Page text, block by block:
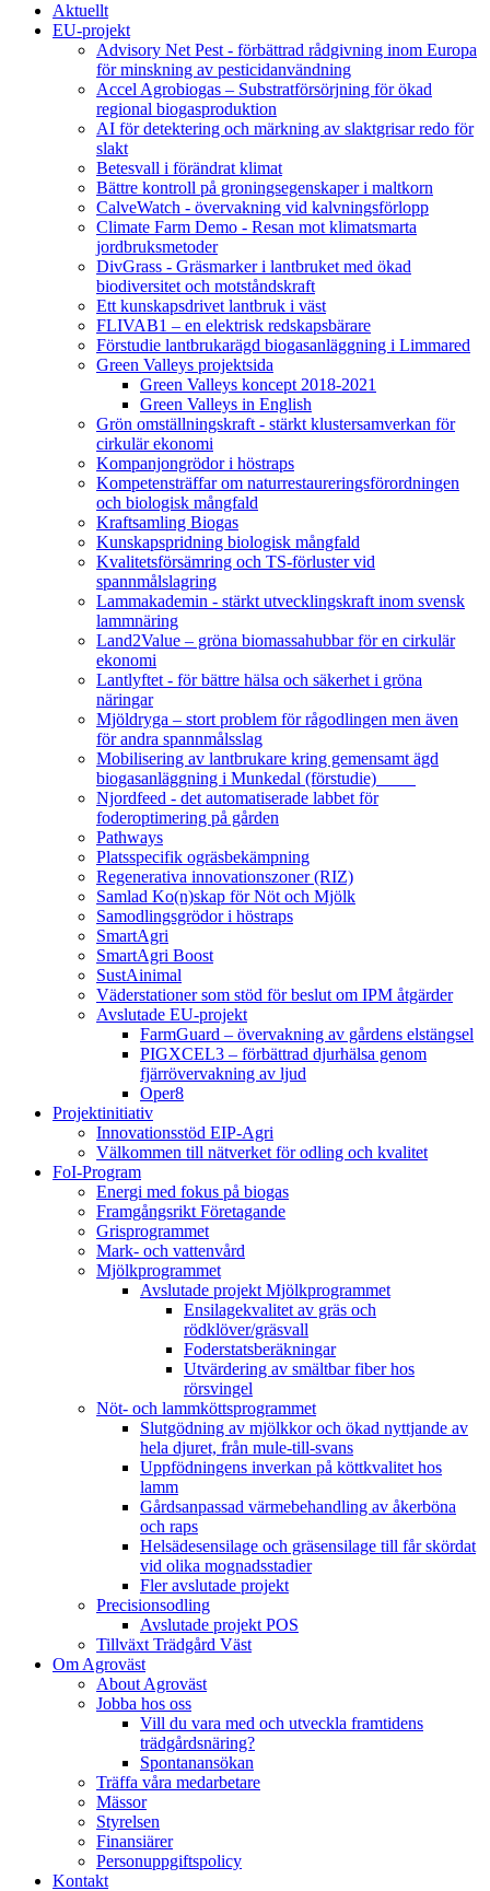
Aktuellt
EU-projekt
Advisory Net Pest - förbättrad rådgivning inom Europa
för minskning av pesticidanvändning
Accel Agrobiogas – Substratförsörjning för ökad
regional biogasproduktion
AI för detektering och märkning av slaktgrisar redo för
slakt
Betesvall i förändrat klimat
Bättre kontroll på groningsegenskaper i maltkorn
CalveWatch - övervakning vid kalvningsförlopp
Climate Farm Demo - Resan mot klimatsmarta
jordbruksmetoder
DivGrass - Gräsmarker i lantbruket med ökad
biodiversitet och motståndskraft
Ett kunskapsdrivet lantbruk i väst
FLIVAB1 – en elektrisk redskapsbärare
Förstudie lantbrukarägd biogasanläggning i Limmared
Green Valleys projektsida
Green Valleys koncept 2018-2021
Green Valleys in English
Grön omställningskraft - stärkt klustersamverkan för
cirkulär ekonomi
Kompanjongrödor i höstraps
Kompetensträffar om naturrestaureringsförordningen
och biologisk mångfald
Kraftsamling Biogas
Kunskapspridning biologisk mångfald
Kvalitetsförsämring och TS-förluster vid
spannmålslagring
Lammakademin - stärkt utvecklingskraft inom svensk
lammnäring
Land2Value – gröna biomassahubbar för en cirkulär
ekonomi
Lantlyftet - för bättre hälsa och säkerhet i gröna
näringar
Mjöldryga – stort problem för rågodlingen men även
för andra spannmålsslag
Mobilisering av lantbrukare kring gemensamt ägd
biogasanläggning i Munkedal (förstudie)
Njordfeed - det automatiserade labbet för
foderoptimering på gården
Pathways
Platsspecifik ogräsbekämpning
Regenerativa innovationszoner (RIZ)
Samlad Ko(n)skap för Nöt och Mjölk
Samodlingsgrödor i höstraps
SmartAgri
SmartAgri Boost
SustAinimal
Väderstationer som stöd för beslut om IPM åtgärder
Avslutade EU-projekt
FarmGuard – övervakning av gårdens elstängsel
PIGXCEL3 – förbättrad djurhälsa genom
fjärrövervakning av ljud
Oper8
Projektinitiativ
Innovationsstöd EIP-Agri
Välkommen till nätverket för odling och kvalitet
FoI-Program
Energi med fokus på biogas
Framgångsrikt Företagande
Grisprogrammet
Mark- och vattenvård
Mjölkprogrammet
Avslutade projekt Mjölkprogrammet
Ensilagekvalitet av gräs och
rödklöver/gräsvall
Foderstatsberäkningar
Utvärdering av smältbar fiber hos
rörsvingel
Nöt- och lammköttsprogrammet
Slutgödning av mjölkkor och ökad nyttjande av
hela djuret, från mule-till-svans
Uppfödningens inverkan på köttkvalitet hos
lamm
Gårdsanpassad värmebehandling av åkerböna
och raps
Helsädesensilage och gräsensilage till får skördat
vid olika mognadsstadier
Fler avslutade projekt
Precisionsodling
Avslutade projekt POS
Tillväxt Trädgård Väst
Om Agroväst
About Agroväst
Jobba hos oss
Vill du vara med och utveckla framtidens
trädgårdsnäring?
Spontanansökan
Träffa våra medarbetare
Mässor
Styrelsen
Finansiärer
Personuppgiftspolicy
Kontakt